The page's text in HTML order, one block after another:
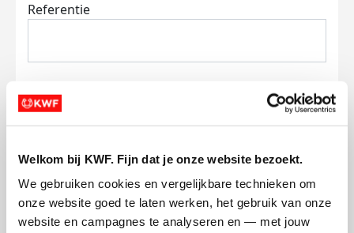
Welkom bij KWF. Fijn dat je onze website bezoekt.
We gebruiken cookies en vergelijkbare technieken om
onze website goed te laten werken, het gebruik van onze
website en campagnes te analyseren en — met jouw
Referentie
Ik wil bijdragen aan de transactiekosten
en betaal €0.75 extra.
Doneer nu